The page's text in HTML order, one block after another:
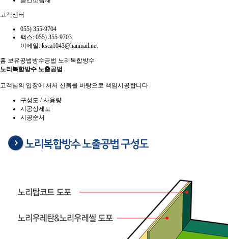
고객센터
055) 355-9704
팩스: 055) 355-9703
이메일: ksca1043@hanmail.net
홈 보유공법 방수공법 노리복합방수
노리복합방수 노출공법
고객님의 입장에 서서 신뢰를 바탕으로 책임시공합니다
구성도 / 사용량
시공상세도
시공순서